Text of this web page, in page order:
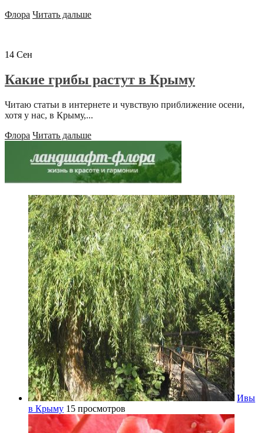
Флора Читать дальше
14 Сен
Какие грибы растут в Крыму
Читаю статьи в интернете и чувствую приближение осени,
хотя у нас, в Крыму,...
Флора Читать дальше
Ивы
в Крыму 15 просмотров